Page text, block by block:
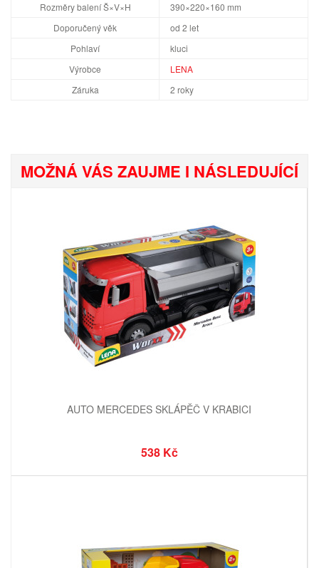
Rozměry balení Š×V×H
390×220×160 mm
Doporučený věk
od 2 let
Pohlaví
kluci
Výrobce
LENA
Záruka
2 roky
MOŽNÁ VÁS ZAUJME I NÁSLEDUJÍCÍ
AUTO MERCEDES SKLÁPĚČ V KRABICI
538 Kč